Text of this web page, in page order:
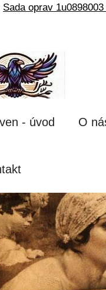
Sada oprav 1u0898003
- úvod O